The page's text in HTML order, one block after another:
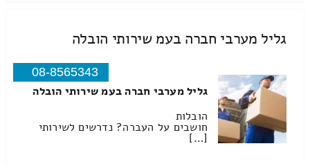
גליל מערבי חברה בעמ שירותי הובלה
08-8565343
גליל מערבי חברה בעמ שירותי הובלה
הובלות
חושבים על העברה? נדרשים לשירותי
[…]